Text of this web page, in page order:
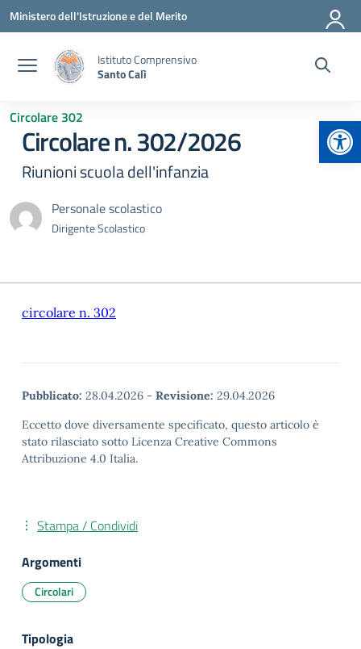
Vai ai contenuti
Vai al menu di navigazione
Vai al footer
Ministero dell'Istruzione e del Merito
Istituto Comprensivo
Santo Calì
Circolare 302
Circolare n. 302/2026
Riunioni scuola dell'infanzia
Personale scolastico
Dirigente Scolastico
circolare n. 302
Pubblicato: 28.04.2026 - Revisione: 29.04.2026
Eccetto dove diversamente specificato, questo articolo è
stato rilasciato sotto Licenza Creative Commons
Attribuzione 4.0 Italia.
Stampa / Condividi
Argomenti
Circolari
Tipologia